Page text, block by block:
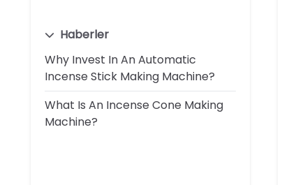
Haberler
Why Invest In An Automatic
Incense Stick Making Machine?
What Is An Incense Cone Making
Machine?